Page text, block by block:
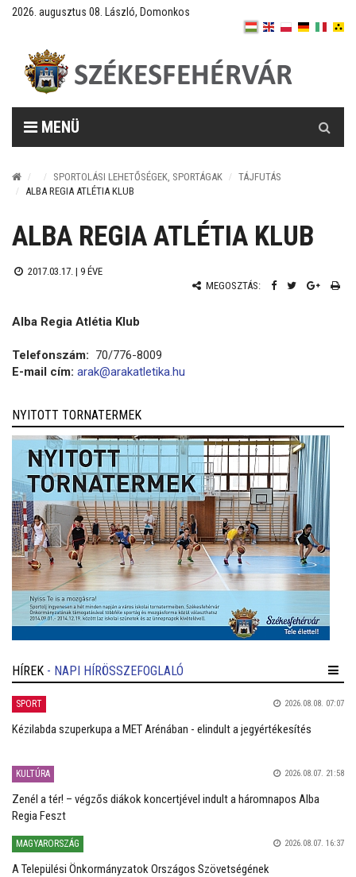
2026. augusztus 08. László, Domonkos
MENÜ
SPORTOLÁSI LEHETŐSÉGEK, SPORTÁGAK
TÁJFUTÁS
ALBA REGIA ATLÉTIA KLUB
ALBA REGIA ATLÉTIA KLUB
2017.03.17. | 9 ÉVE
MEGOSZTÁS:
Alba Regia Atlétia Klub
Telefonszám: 70/776-8009
E-mail cím: arak@arakatletika.hu
NYITOTT TORNATERMEK
HÍREK - NAPI HÍRÖSSZEFOGLALÓ
SPORT 2026.08.08. 07:07
Kézilabda szuperkupa a MET Arénában - elindult a jegyértékesítés
KULTÚRA 2026.08.07. 21:58
Zenél a tér! – végzős diákok koncertjével indult a háromnapos Alba
Regia Feszt
MAGYARORSZÁG 2026.08.07. 16:37
A Települési Önkormányzatok Országos Szövetségének